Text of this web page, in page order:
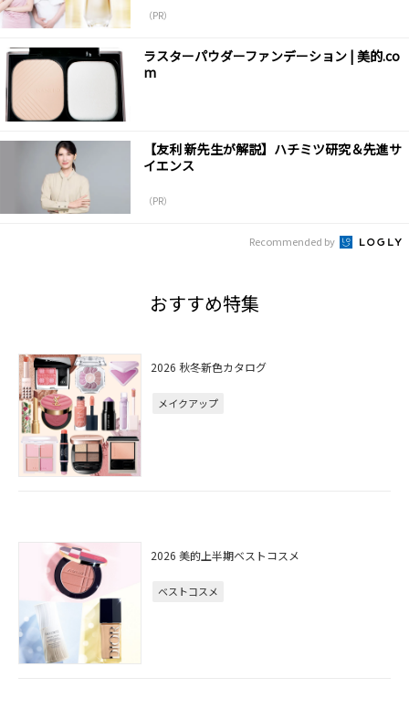
（PR）
ラスターパウダーファンデーション | 美的.co
m
【友利 新先生が解説】ハチミツ研究＆先進サ
イエンス
（PR）
Recommended by
おすすめ特集
2026 秋冬新色カタログ
メイクアップ
2026 美的上半期ベストコスメ
ベストコスメ